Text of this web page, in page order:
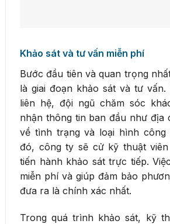
Khảo sát và tư vấn miễn phí
Bước đầu tiên và quan trọng
là giai đoạn khảo sát và tư vấn.
liên hệ, đội ngũ chăm sóc
nhận thông tin ban đầu như địa
về tình trạng và loại hình công
đó, công ty sẽ cử kỹ thuật
tiến hành khảo sát trực tiếp.
miễn phí và giúp đảm bảo
đưa ra là chính xác nhất.
Trong quá trình khảo sát, kỹ